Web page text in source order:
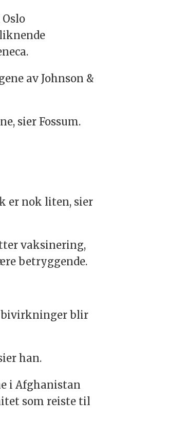
av Johnson &
sier Fossum.
er nok liten, sier
vaksinering,
betryggende.
bivirkninger blir
han.
i Afghanistan
som reiste til